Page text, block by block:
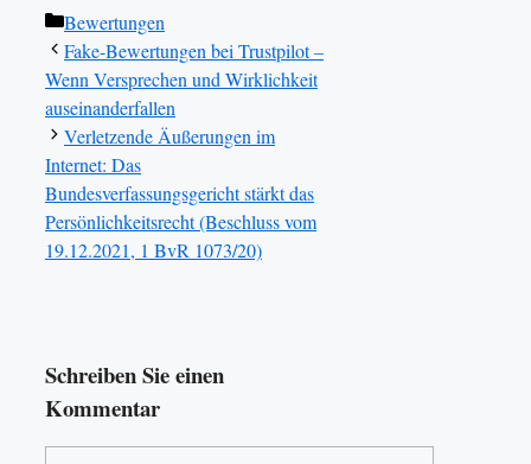
Kategorien
Bewertungen
Fake-Bewertungen bei Trustpilot –
Wenn Versprechen und Wirklichkeit
auseinanderfallen
Verletzende Äußerungen im
Internet: Das
Bundesverfassungsgericht stärkt das
Persönlichkeitsrecht (Beschluss vom
19.12.2021, 1 BvR 1073/20)
Schreiben Sie einen
Kommentar